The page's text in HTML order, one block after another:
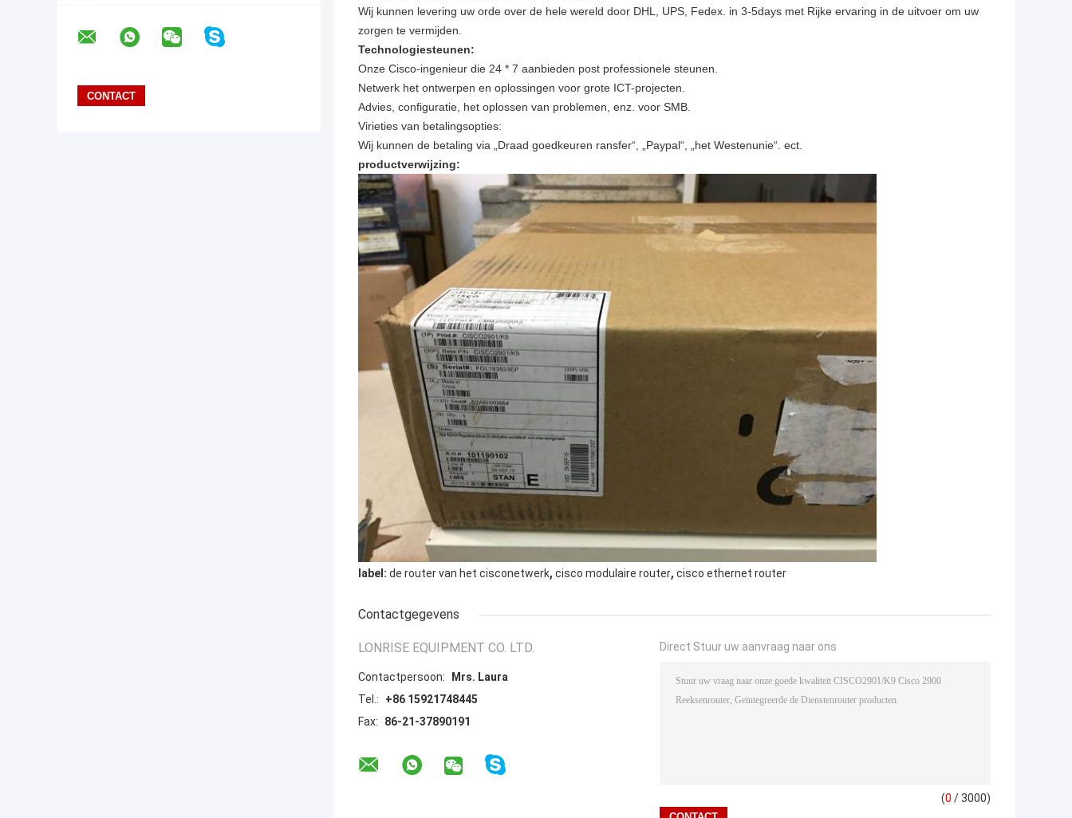
Wij kunnen levering uw orde over de hele wereld door DHL, UPS, Fedex. in 3-5days met Rijke ervaring in de uitvoer om uw
zorgen te vermijden.
Technologiesteunen:
Onze Cisco-ingenieur die 24 * 7 aanbieden post professionele steunen.
Netwerk het ontwerpen en oplossingen voor grote ICT-projecten.
Advies, configuratie, het oplossen van problemen, enz. voor SMB.
Virieties van betalingsopties:
Wij kunnen de betaling via „Draad goedkeuren ransfer“, „Paypal“, „het Westenunie“. ect.
productverwijzing:
label: de router van het cisconetwerk, cisco modulaire router, cisco ethernet router
Contactgegevens
LONRISE EQUIPMENT CO. LTD.
Contactpersoon:
Mrs. Laura
Tel.:
+86 15921748445
Fax:
86-21-37890191
Direct Stuur uw aanvraag naar ons
(0 / 3000)